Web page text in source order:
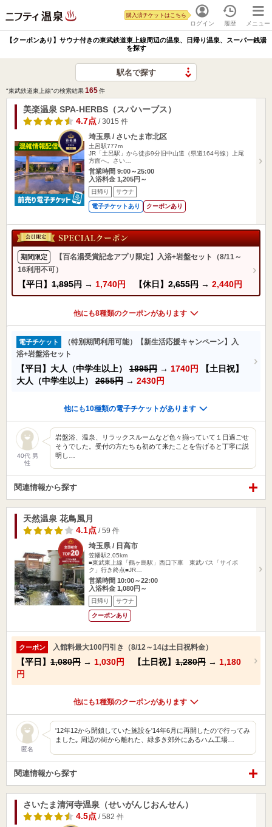
ログイン
購入済チケットはこちら
履歴 メニュー
【クーポンあり】サウナ付きの東武鉄道東上線周辺の温泉、日帰り温泉、スーパー銭湯
を探す
駅名で探す
"東武鉄道東上線"の検索結果165件
美楽温泉 SPA-HERBS（スパハーブス）
4.7点 / 3015 件
埼玉県 / さいたま市北区
土呂駅777m
JR「土呂駅」から徒歩9分旧中山道（県道164号線）上尾
方面へ。さい…
営業時間 9:00～25:00
入浴料金 1,205円～
日帰り サウナ
電子チケットあり クーポンあり
期間限定
【百名湯受賞記念アプリ限定】入浴+岩盤セット（8/11～
16利用不可）
【平日】 1,895円 → 1,740円 【休日】 2,655円 → 2,440円
他にも8種類のクーポンがあります
電子チケット
（特別期間利用可能）【新生活応援キャンペーン】入
浴+岩盤浴セット
【平日】大人（中学生以上） 1895円 → 1740円
【土日祝】
大人（中学生以上） 2655円 → 2430円
他にも10種類の電子チケットがあります
40代 男
性
岩盤浴、温泉、リラックスルームなど色々揃っていて１日過ごせ
そうでした。受付の方たちも初めて来たことを告げると丁寧に説
明し…
関連情報から探す
天然温泉 花鳥風月
4.1点 / 59 件
埼玉県 / 日高市
笠幡駅2.05km
■東武東上線「鶴ヶ島駅」西口下車 東武バス「サイボ
ク」行き終点■JR…
営業時間 10:00～22:00
入浴料金 1,080円～
日帰り サウナ
クーポンあり
クーポン 入館料最大100円引き（8/12～14は土日祝料金）
【平日】 1,080円 → 1,030円 【土日祝】 1,280円 → 1,180
円
他にも1種類のクーポンがあります
匿名
'12年12から閉鎖していた施設を'14年6月に再開したので行ってみ
ました｡ 周辺の街から離れた、緑多き郊外にあるハム工場…
関連情報から探す
さいたま清河寺温泉（せいがんじおんせん）
4.5点 / 582 件